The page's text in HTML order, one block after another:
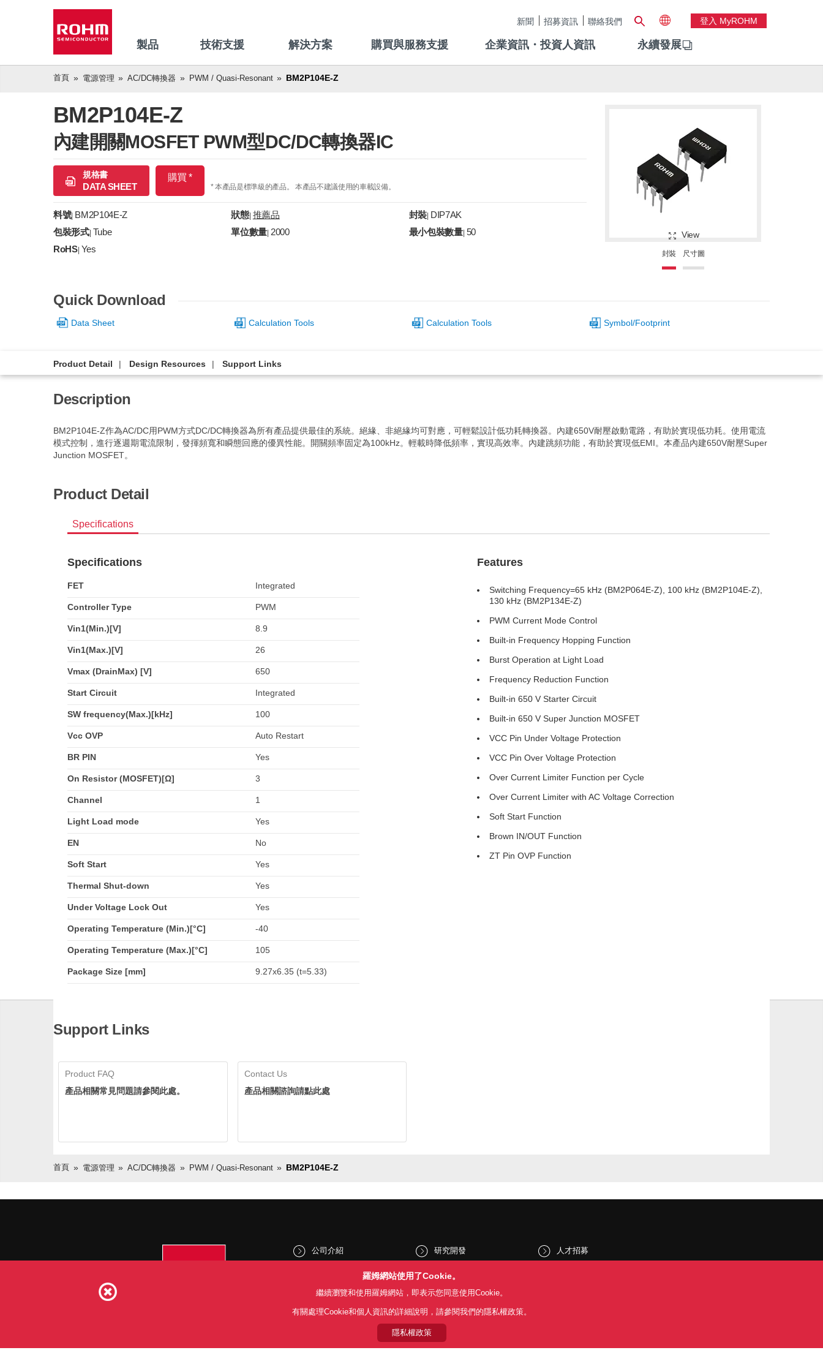
新聞 招募資訊 聯絡我們 登入 MyROHM
製品 技術支援 解決方案 購買與服務支援 企業資訊・投資人資訊 永續發展
首頁 電源管理 AC/DC轉換器 PWM / Quasi-Resonant BM2P104E-Z
BM2P104E-Z
內建開關MOSFET PWM型DC/DC轉換器IC
規格書
DATA SHEET
購買 *
* 本產品是標準級的產品。 本產品不建議使用的車載設備。
料號| BM2P104E-Z 狀態| 推薦品 封裝 DIP7AK
包裝形式| Tube 單位數量 |2000 最小包裝數量| 50
RoHS| Yes
View
封裝 尺寸圖
Quick Download
Data Sheet Calculation Tools Calculation Tools Symbol/Footprint
Product Detail Design Resources Support Links
Description
BM2P104E-Z作為AC/DC用PWM方式DC/DC轉換器為所有產品提供最佳的系統。絕緣、非絕緣均可對應，可輕鬆設計低功耗轉換器。內建650V耐壓啟動電路，有助於實現低功耗。使用電流
模式控制，進行逐週期電流限制，發揮頻寬和瞬態回應的優異性能。開關頻率固定為100kHz。輕載時降低頻率，實現高效率。內建跳頻功能，有助於實現低EMI。本產品內建650V耐壓Super
Junction MOSFET。
Product Detail
Specifications
Specifications
FET Integrated
Controller Type PWM
Vin1(Min.)[V] 8.9
Vin1(Max.)[V] 26
Vmax (DrainMax) [V] 650
Start Circuit Integrated
SW frequency(Max.)[kHz] 100
Vcc OVP Auto Restart
BR PIN Yes
On Resistor (MOSFET)[Ω] 3
Channel 1
Light Load mode Yes
EN No
Soft Start Yes
Thermal Shut-down Yes
Under Voltage Lock Out Yes
Operating Temperature (Min.)[°C] -40
Operating Temperature (Max.)[°C] 105
Package Size [mm] 9.27x6.35 (t=5.33)
Features
Switching Frequency=65 kHz (BM2P064E-Z), 100 kHz (BM2P104E-Z),
130 kHz (BM2P134E-Z)
PWM Current Mode Control
Built-in Frequency Hopping Function
Burst Operation at Light Load
Frequency Reduction Function
Built-in 650 V Starter Circuit
Built-in 650 V Super Junction MOSFET
VCC Pin Under Voltage Protection
VCC Pin Over Voltage Protection
Over Current Limiter Function per Cycle
Over Current Limiter with AC Voltage Correction
Soft Start Function
Brown IN/OUT Function
ZT Pin OVP Function
Support Links
Product FAQ
產品相關常見問題請參閱此處。
Contact Us
產品相關諮詢請點此處
首頁 電源管理 AC/DC轉換器 PWM / Quasi-Resonant BM2P104E-Z
公司介紹
股東和投資人資訊
Sustainability
研究開發
文化與社會
新聞
人才招募
羅姆網站使用了Cookie。
繼續瀏覽和使用羅姆網站，即表示您同意使用Cookie。
有關處理Cookie和個人資訊的詳細說明，請參閱我們的隱私權政策。
隱私權政策